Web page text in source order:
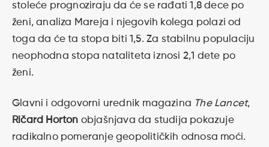
stoleće prognoziraju da će se rađati 1,8 dece po
ženi, analiza Mareja i njegovih kolega polazi od
toga da će ta stopa biti 1,5. Za stabilnu populaciju
neophodna stopa nataliteta iznosi 2,1 dete po
ženi.
Glavni i odgovorni urednik magazina The Lancet,
Ričard Horton objašnjava da studija pokazuje
radikalno pomeranje geopolitičkih odnosa moći.